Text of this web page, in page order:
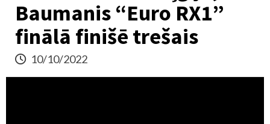
Baumanis “Euro RX1”
finālā finišē trešais
10/10/2022